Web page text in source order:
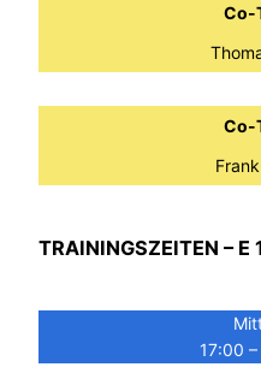
Co-
Co-
TRAININGSZEITEN –
17:00